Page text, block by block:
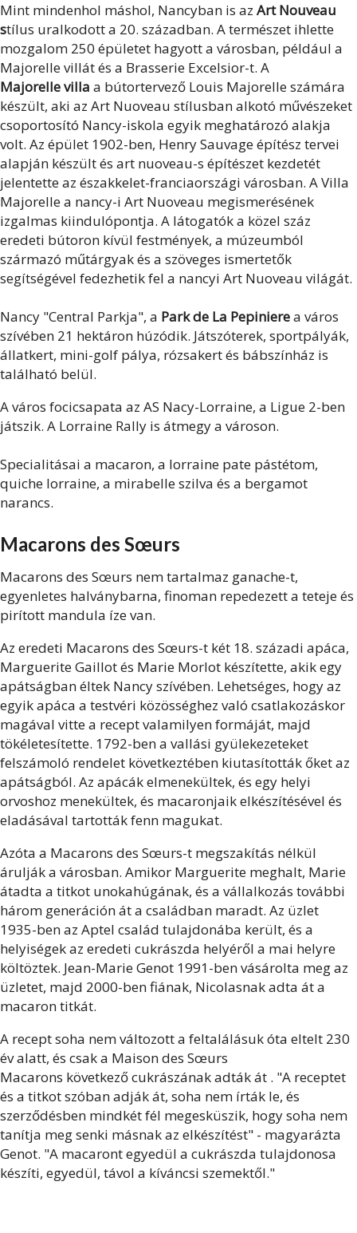
Mint mindenhol máshol, Nancyban is az Art Nouveau
stílus uralkodott a 20. században. A természet ihlette
mozgalom 250 épületet hagyott a városban, például a
Majorelle villát és a Brasserie Excelsior-t. A
Majorelle villa a bútortervező Louis Majorelle számára
készült, aki az Art Nuoveau stílusban alkotó művészeket
csoportosító Nancy-iskola egyik meghatározó alakja
volt. Az épület 1902-ben, Henry Sauvage építész tervei
alapján készült és art nuoveau-s építészet kezdetét
jelentette az északkelet-franciaországi városban. A Villa
Majorelle a nancy-i Art Nuoveau megismerésének
izgalmas kiindulópontja. A látogatók a közel száz
eredeti bútoron kívül festmények, a múzeumból
származó műtárgyak és a szöveges ismertetők
segítségével fedezhetik fel a nancyi Art Nuoveau világát.
Nancy "Central Parkja", a Park de La Pepinierea város
szívében 21 hektáron húzódik. Játszóterek, sportpályák,
állatkert, mini-golf pálya, rózsakert és bábszínház is
található belül.
A város focicsapata az AS Nacy-Lorraine, a Ligue 2-ben
játszik. A Lorraine Rally is átmegy a városon.
Specialitásai a macaron, a lorraine pate pástétom,
quiche lorraine, a mirabelle szilva és a bergamot
narancs.
Macarons des Sœurs
Macarons des Sœurs nem tartalmaz ganache-t,
egyenletes halványbarna, finoman repedezett a teteje és
pirított mandula íze van.
Az eredeti Macarons des Sœurs-t két 18. századi apáca,
Marguerite Gaillot és Marie Morlot készítette, akik egy
apátságban éltek Nancy szívében. Lehetséges, hogy az
egyik apáca a testvéri közösséghez való csatlakozáskor
magával vitte a recept valamilyen formáját, majd
tökéletesítette. 1792-ben a vallási gyülekezeteket
felszámoló rendelet következtében kiutasították őket az
apátságból. Az apácák elmenekültek, és egy helyi
orvoshoz menekültek, és macaronjaik elkészítésével és
eladásával tartották fenn magukat.
Azóta a Macarons des Sœurs-t megszakítás nélkül
árulják a városban. Amikor Marguerite meghalt, Marie
átadta a titkot unokahúgának, és a vállalkozás további
három generáción át a családban maradt. Az üzlet
1935-ben az Aptel család tulajdonába került, és a
helyiségek az eredeti cukrászda helyéről a mai helyre
költöztek. Jean-Marie Genot 1991-ben vásárolta meg az
üzletet, majd 2000-ben fiának, Nicolasnak adta át a
macaron titkát.
A recept soha nem változott a feltalálásuk óta eltelt 230
év alatt, és csak a Maison des Sœurs
Macarons következő cukrászának adták át . "A receptet
és a titkot szóban adják át, soha nem írták le, és
szerződésben mindkét fél megesküszik, hogy soha nem
tanítja meg senki másnak az elkészítést" - magyarázta
Genot. "A macaront egyedül a cukrászda tulajdonosa
készíti, egyedül, távol a kíváncsi szemektől."